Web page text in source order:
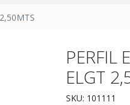
PERFIL
ELGT
SKU: 101111